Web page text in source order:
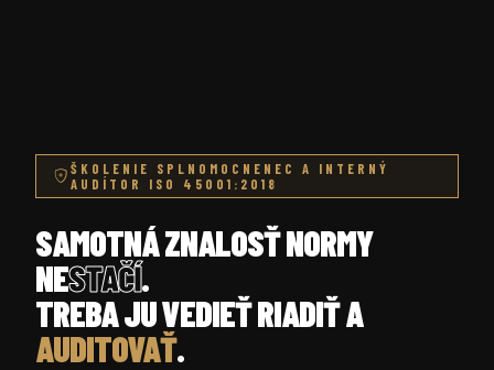
ŠKOLENIE SPLNOMOCNENEC A INTERNÝ
AUDÍTOR ISO 45001:2018
SAMOTNÁ ZNALOSŤ NORMY
NESTAČÍ.
TREBA JU VEDIEŤ RIADIŤ A
AUDITOVAŤ.